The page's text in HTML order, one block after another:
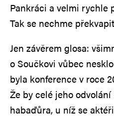
Pankráci a velmi rychle
Tak se nechme
Jen závěrem glosa:
o Součkovi vůbec
byla konference v roce
Že by celé jeho
habaďůra, u níž se